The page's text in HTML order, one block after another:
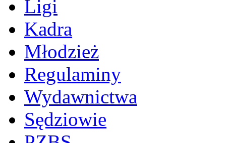
Ligi
Kadra
Młodzież
Regulaminy
Wydawnictwa
Sędziowie